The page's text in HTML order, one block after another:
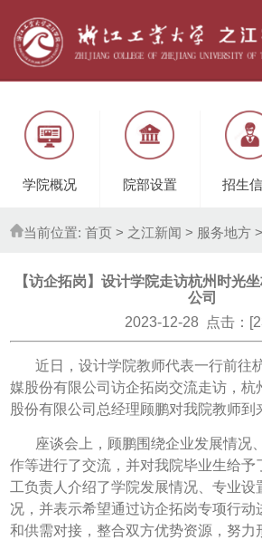
学院概况 院部设置 招生
当前位置:首页 > 之江新闻 > 服务地方
【访企拓岗】设计学院走访杭州时光
公司
2023-12-28 点击：[
近日，设计学院教师代表一行前往
媒股份有限公司访企拓岗交流走访，杭
股份有限公司总经理顾鹏对我院教师到
座谈会上，顾鹏围绕企业发展情况
作等进行了交流，并对我院毕业生给予
工负责人介绍了学院发展情况、专业设
况，并表示希望通过访企拓岗专项行动
和供需对接，整合双方优势资源，努力